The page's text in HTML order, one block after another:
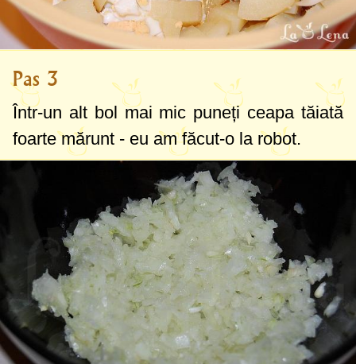
Pas 3
Într-un alt bol mai mic puneți ceapa tăiată
foarte mărunt - eu am făcut-o la robot.